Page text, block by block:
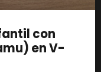
con
en V-